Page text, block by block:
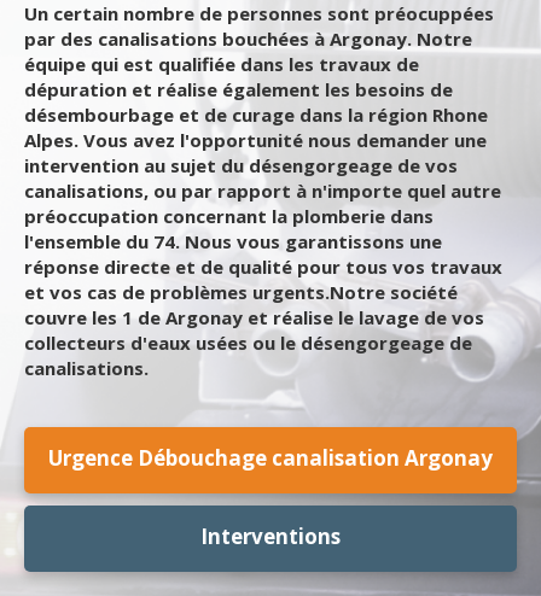
Un certain nombre de personnes sont préocuppées
par des canalisations bouchées à Argonay. Notre
équipe qui est qualifiée dans les travaux de
dépuration et réalise également les besoins de
désembourbage et de curage dans la région Rhone
Alpes. Vous avez l'opportunité nous demander une
intervention au sujet du désengorgeage de vos
canalisations, ou par rapport à n'importe quel autre
préoccupation concernant la plomberie dans
l'ensemble du 74. Nous vous garantissons une
réponse directe et de qualité pour tous vos travaux
et vos cas de problèmes urgents.Notre société
couvre les 1 de Argonay et réalise le lavage de vos
collecteurs d'eaux usées ou le désengorgeage de
canalisations.
Urgence Débouchage canalisation Argonay
Interventions